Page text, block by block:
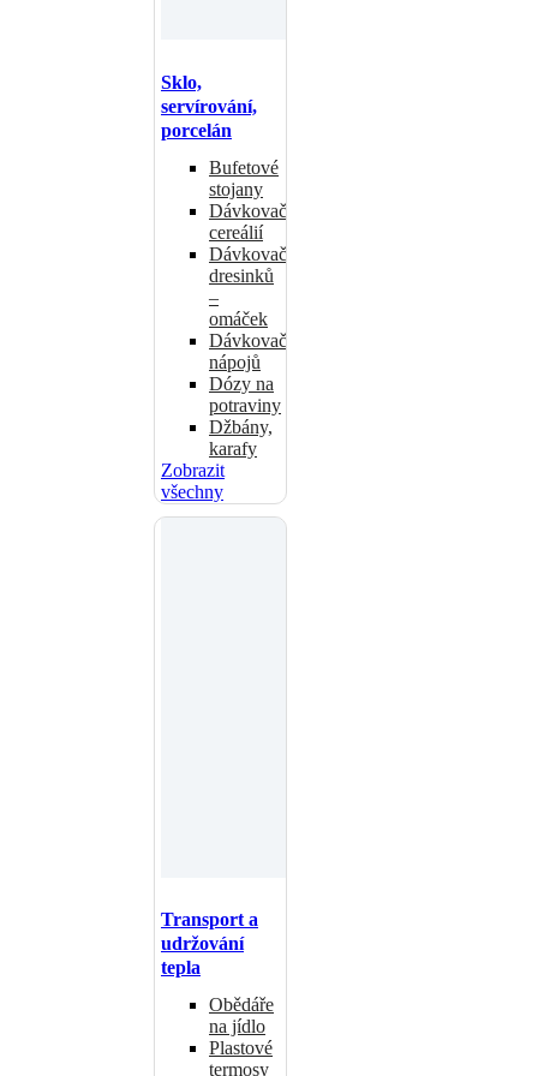
Sklo,
servírování,
porcelán
Bufetové
stojany
Dávkovače
cereálií
Dávkovače
dresinků
–
omáček
Dávkovače
nápojů
Dózy na
potraviny
Džbány,
karafy
Zobrazit
všechny
Transport a
udržování
tepla
Obědáře
na jídlo
Plastové
termosy